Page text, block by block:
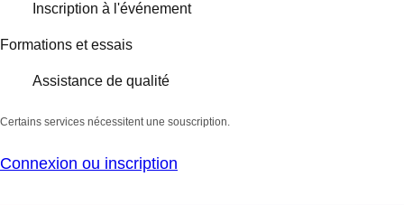
Inscription à l'événement
Formations et essais
Assistance de qualité
Certains services nécessitent une souscription.
Connexion ou inscription